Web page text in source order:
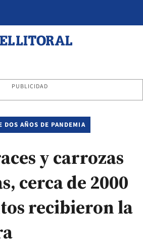
PUBLICIDAD
DOS AÑOS DE PANDEMIA
y carrozas
cerca de 2000
recibieron la